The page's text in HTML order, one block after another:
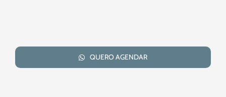
QUERO AGENDAR